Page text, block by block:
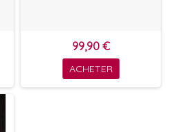
99,90 €
ACHETER